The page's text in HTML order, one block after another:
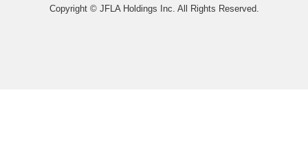
Copyright © JFLA Holdings Inc. All Rights Reserved.